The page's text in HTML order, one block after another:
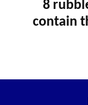
8
contain